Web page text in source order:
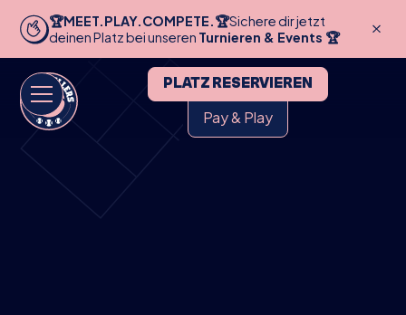
🏆MEET.PLAY.COMPETE.🏆Sichere dir jetzt
deinen Platz bei unseren Turnieren & Events 🏆
PLATZ RESERVIEREN
Pay & Play